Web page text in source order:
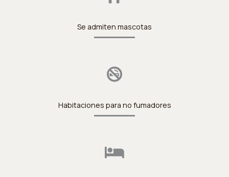
Se admiten mascotas
Habitaciones para no fumadores